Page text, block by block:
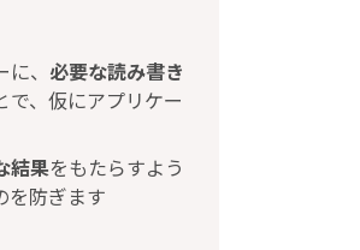
、 必要な読み書き
、仮にアプリケー
結果をもたらすよう
を防ぎます